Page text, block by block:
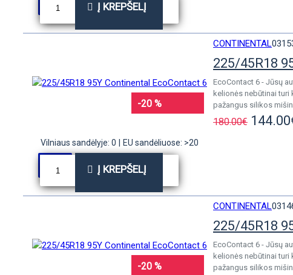
Į KREPŠELĮ
-20 %
CONTINENTAL
225/45R18
EcoContact 6 - Jūsų
kelionės nebūtinai
pažangus silikos
180.00€
Vilniaus sandėlyje: 0 EU sandėliuose: >20
Į KREPŠELĮ
-20 %
CONTINENTAL
225/45R18
EcoContact 6 - Jūsų
kelionės nebūtinai
pažangus silikos